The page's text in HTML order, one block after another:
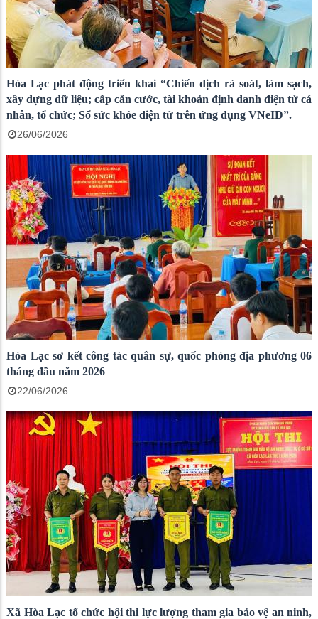
Hòa Lạc phát động triển khai “Chiến dịch rà soát, làm sạch,
xây dựng dữ liệu; cấp căn cước, tài khoản định danh điện tử cá
nhân, tổ chức; Sổ sức khỏe điện tử trên ứng dụng VNeID”.
26/06/2026
Hòa Lạc sơ kết công tác quân sự, quốc phòng địa phương 06
tháng đầu năm 2026
22/06/2026
Xã Hòa Lạc tổ chức hội thi lực lượng tham gia bảo vệ an ninh,